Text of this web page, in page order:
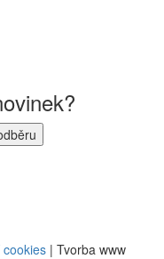
| Tvorba www